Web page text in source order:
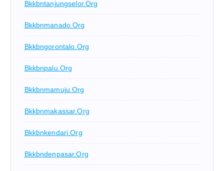
Bkkbntanjungselor.org
Bkkbnmanado.org
Bkkbngorontalo.org
Bkkbnpalu.org
Bkkbnmamuju.org
Bkkbnmakassar.org
Bkkbnkendari.org
Bkkbndenpasar.org